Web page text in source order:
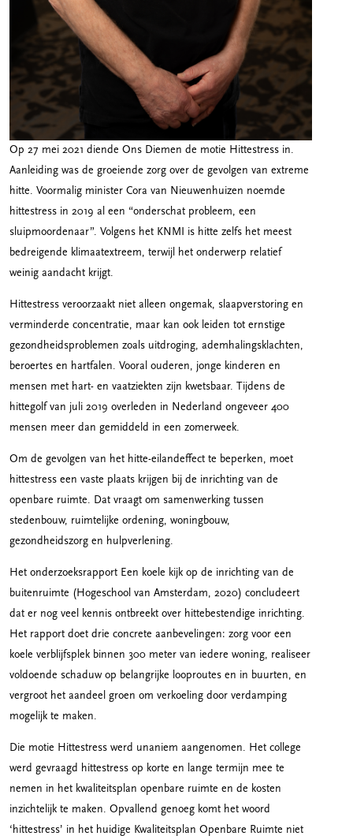
Op 27 mei 2021 diende Ons Diemen de motie Hittestress in.
Aanleiding was de groeiende zorg over de gevolgen van extreme
hitte. Voormalig minister Cora van Nieuwenhuizen noemde
hittestress in 2019 al een “onderschat probleem, een
sluipmoordenaar”. Volgens het KNMI is hitte zelfs het meest
bedreigende klimaatextreem, terwijl het onderwerp relatief
weinig aandacht krijgt.
Hittestress veroorzaakt niet alleen ongemak, slaapverstoring en
verminderde concentratie, maar kan ook leiden tot ernstige
gezondheidsproblemen zoals uitdroging, ademhalingsklachten,
beroertes en hartfalen. Vooral ouderen, jonge kinderen en
mensen met hart- en vaatziekten zijn kwetsbaar. Tijdens de
hittegolf van juli 2019 overleden in Nederland ongeveer 400
mensen meer dan gemiddeld in een zomerweek.
Om de gevolgen van het hitte-eilandeffect te beperken, moet
hittestress een vaste plaats krijgen bij de inrichting van de
openbare ruimte. Dat vraagt om samenwerking tussen
stedenbouw, ruimtelijke ordening, woningbouw,
gezondheidszorg en hulpverlening.
Het onderzoeksrapport Een koele kijk op de inrichting van de
buitenruimte (Hogeschool van Amsterdam, 2020) concludeert
dat er nog veel kennis ontbreekt over hittebestendige inrichting.
Het rapport doet drie concrete aanbevelingen: zorg voor een
koele verblijfsplek binnen 300 meter van iedere woning, realiseer
voldoende schaduw op belangrijke looproutes en in buurten, en
vergroot het aandeel groen om verkoeling door verdamping
mogelijk te maken.
Die motie Hittestress werd unaniem aangenomen. Het college
werd gevraagd hittestress op korte en lange termijn mee te
nemen in het kwaliteitsplan openbare ruimte en de kosten
inzichtelijk te maken. Opvallend genoeg komt het woord
‘hittestress’ in het huidige Kwaliteitsplan Openbare Ruimte niet